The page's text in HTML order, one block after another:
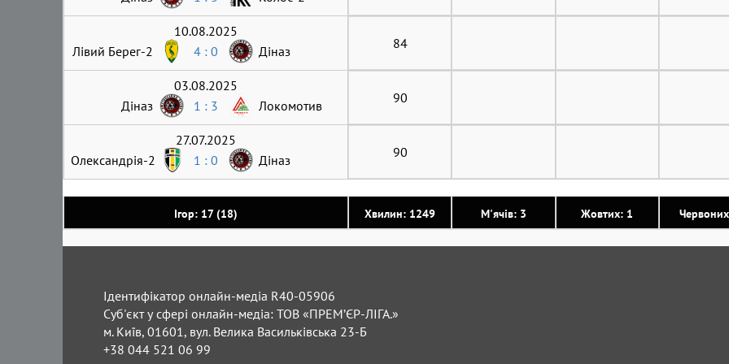
Ігор: 17 (18) Хвилин: 1249 М'ячів: 3 Жовтих: 1
10.08.2025
Лівий Берег-2
4 : 0 Діназ 84
03.08.2025
Діназ
1 : 3 Локомотив 90
27.07.2025
Олександрія-2
1 : 0 Діназ 90
Ідентифікатор онлайн-медіа R40-05906
Суб'єкт у сфері онлайн-медіа: ТОВ «ПРЕМ’ЄР-ЛІГА.»
м. Київ, 01601, вул. Велика Васильківська 23-Б
+38 044 521 06 99